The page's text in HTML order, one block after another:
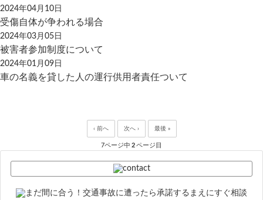
2024年04月10日
受傷自体が争われる場合
2024年03月05日
被害者参加制度について
2024年01月09日
車の名義を貸した人の運行供用者責任ついて
‹ 前へ 次へ › 最後 »
7ページ中 2ページ目